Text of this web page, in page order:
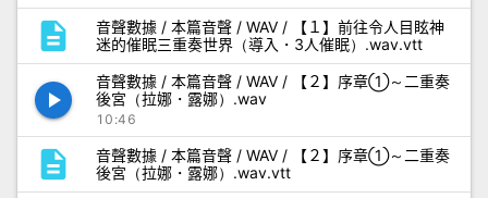
description
音聲數據 / 本篇音聲 / WAV / 【１】前往令人目眩神
迷的催眠三重奏世界（導入・3人催眠）.wav.vtt
play_arrow
音聲數據 / 本篇音聲 / WAV / 【２】序章①～二重奏
後宮（拉娜・露娜）.wav
10:46
description
音聲數據 / 本篇音聲 / WAV / 【２】序章①～二重奏
後宮（拉娜・露娜）.wav.vtt